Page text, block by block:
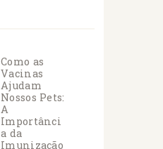
Como as
Vacinas
Ajudam
Nossos Pets:
A
Importânci
a da
Imunização